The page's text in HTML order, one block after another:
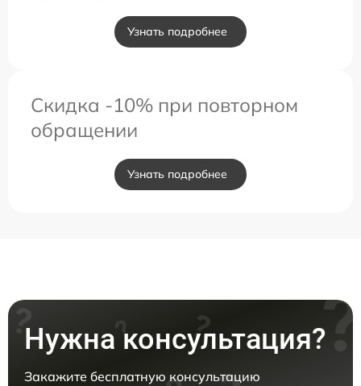
Узнать подробнее
Скидка -10% при повторном
обращении
Узнать подробнее
Нужна консультация?
Закажите бесплатную консультацию